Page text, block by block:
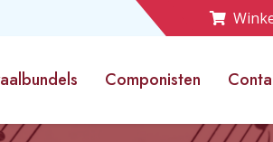
Componisten